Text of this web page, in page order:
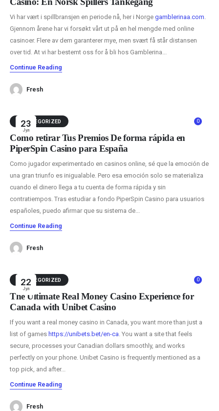
Vi har vært i spillbransjen en periode nå, her i Norge gamblerinaa.com.
Gjennom årene har vi forsøkt vårt ut på en hel mengde med online
casinoer. Flere av dem garanterer mye, men svært få står distansen
over tid. At vi har bestemt oss for å bli hos Gamblerina...
Continue Reading
Fresh
23
Јул
0
UNCATEGORIZED
Cómo retirar Tus Premios De forma rápida en
PiperSpin Casino para España
Como jugador experimentado en casinos online, sé que la emoción de
una gran triunfo es inigualable. Pero esa emoción solo se materializa
cuando el dinero llega a tu cuenta de forma rápida y sin
contratiempos. Tras estudiar a fondo PiperSpin Casino para usuarios
españoles, puedo afirmar que su sistema de...
Continue Reading
Fresh
22
Јул
0
UNCATEGORIZED
The Ultimate Real Money Casino Experience for
Canada with Unibet Casino
If you want a real money casino in Canada, you want more than just a
list of games https://unibets.bet/en-ca. You want a site that feels
secure, processes your Canadian dollars smoothly, and works
perfectly on your phone. Unibet Casino is frequently mentioned as a
top pick, and after...
Continue Reading
Fresh